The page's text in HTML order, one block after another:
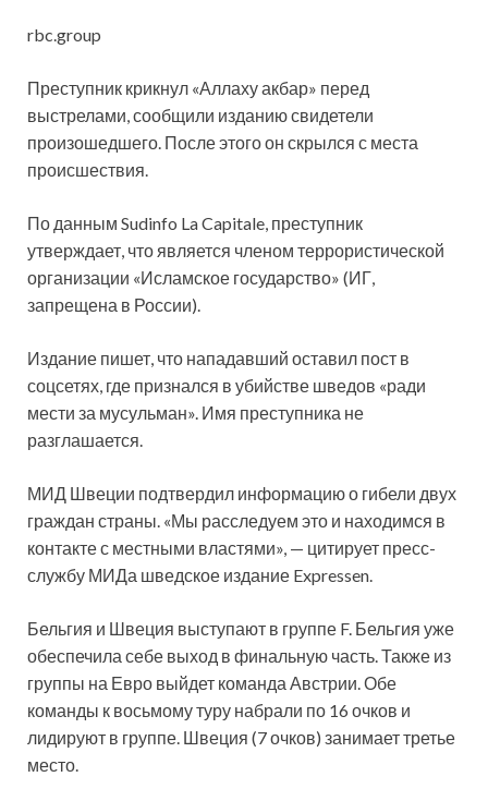
rbc.group
Преступник крикнул «Аллаху акбар» перед
выстрелами, сообщили изданию свидетели
произошедшего. После этого он скрылся с места
происшествия.
По данным Sudinfo La Capitale, преступник
утверждает, что является членом террористической
организации «Исламское государство» (ИГ,
запрещена в России).
Издание пишет, что нападавший оставил пост в
соцсетях, где признался в убийстве шведов «ради
мести за мусульман». Имя преступника не
разглашается.
МИД Швеции подтвердил информацию о гибели двух
граждан страны. «Мы расследуем это и находимся в
контакте с местными властями», — цитирует пресс-
службу МИДа шведское издание Expressen.
Бельгия и Швеция выступают в группе F. Бельгия уже
обеспечила себе выход в финальную часть. Также из
группы на Евро выйдет команда Австрии. Обе
команды к восьмому туру набрали по 16 очков и
лидируют в группе. Швеция (7 очков) занимает третье
место.